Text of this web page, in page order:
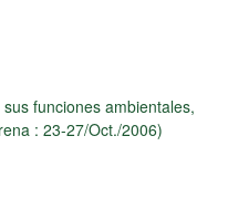
funciones ambientales,
: 23-27/Oct./2006)